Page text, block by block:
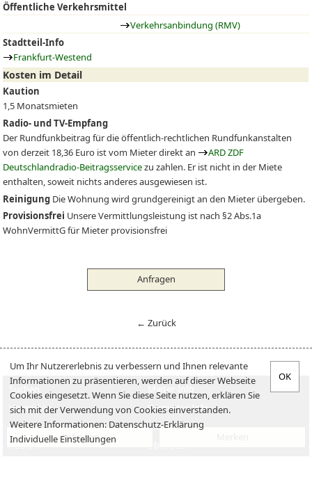
Anfragen
Öffentliche Verkehrsmittel
Verkehrsanbindung (RMV)
Stadtteil-Info
Frankfurt-Westend
Kosten im Detail
Kaution
1,5 Monatsmieten
Radio- und TV-Empfang
Der Rundfunkbeitrag für die öffentlich-rechtlichen Rundfunkanstalten
von derzeit 18,36 Euro ist vom Mieter direkt an
ARD ZDF
Deutschlandradio-Beitragsservicezu zahlen. Er ist nicht in der Miete
enthalten, soweit nichts anderes ausgewiesen ist.
Reinigung Die Wohnung wird grundgereinigt an den Mieter übergeben.
Provisionsfrei Unsere Vermittlungsleistung ist nach §2 Abs.1a
WohnVermittG für Mieter provisionsfrei
Anfragen
← Zurück
Suchen
Mieter-Info
Vermieten
Vermieter-Info
Verkaufen
Jobs
Kaufen
Um Ihr Nutzererlebnis zu verbessern und Ihnen relevante
Informationen zu präsentieren, werden auf dieser Webseite
Cookies eingesetzt. Wenn Sie diese Seite nutzen, erklären Sie
sich mit der Verwendung von Cookies einverstanden.
Weitere Informationen: Datenschutz-Erklärung
Individuelle Einstellungen